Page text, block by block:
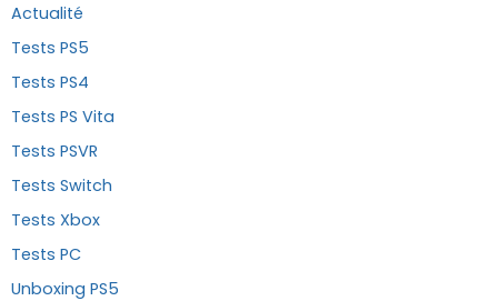
Actualité
Tests PS5
Tests PS4
Tests PS Vita
Tests PSVR
Tests Switch
Tests Xbox
Tests PC
Unboxing PS5